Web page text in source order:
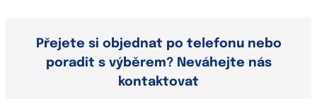
Přejete si objednat po telefonu nebo
poradit s výběrem? Neváhejte nás
kontaktovat